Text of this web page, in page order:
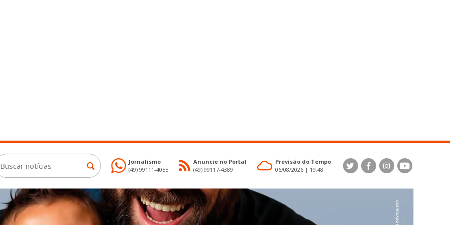
Jornalismo
(49) 99111-4055
Anuncie no Portal
(49) 99117-4389
Previsão do Tempo
06/08/2026 | 19:48